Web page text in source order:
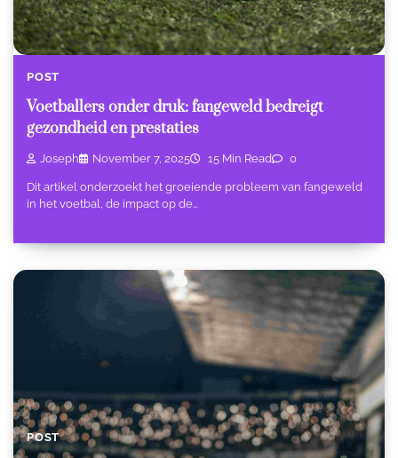
POST
Voetballers onder druk: fangeweld bedreigt
gezondheid en prestaties
Joseph November 7, 2025 15 Min Read 0
Dit artikel onderzoekt het groeiende probleem van fangeweld
in het voetbal, de impact op de…
POST